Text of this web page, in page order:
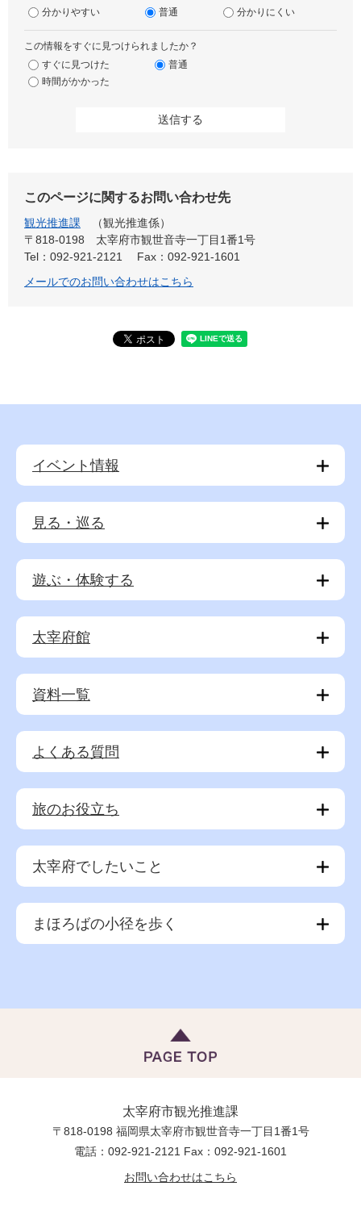
分かりやすい
普通 分かりにくい
この情報をすぐに見つけられましたか？
すぐに見つけた
普通
時間がかかった
このページに関するお問い合わせ先
観光推進課
観光推進係
〒818-0198
太宰府市観世音寺一丁目1番1号
Tel：092-921-2121
Fax：092-921-1601
メールでのお問い合わせはこちら
イベント情報
見る・巡る
遊ぶ・体験する
太宰府館
資料一覧
よくある質問
旅のお役立ち
太宰府でしたいこと
まほろばの小径を歩く
太宰府市観光推進課
〒818-0198 福岡県太宰府市観世音寺一丁目1番1号
電話：092-921-2121 Fax：092-921-1601
お問い合わせはこちら